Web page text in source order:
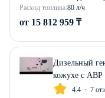
Расход топлива:80 л/ч
от 15 812 959 ₸
Дизельный
кожухе с АВР
4.4 7